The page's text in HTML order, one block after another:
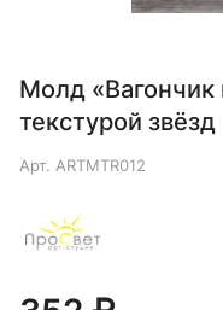
Молд «Вагончик
текстурой звёзд
Арт. ARTMTR012